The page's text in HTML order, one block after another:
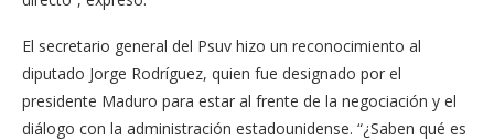
El secretario general del Psuv hizo un reconocimiento al
diputado Jorge Rodríguez, quien fue designado por el
presidente Maduro para estar al frente de la negociación y el
diálogo con la administración estadounidense. “¿Saben qué es